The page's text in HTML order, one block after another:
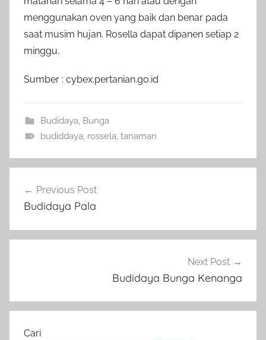
menggunakan oven yang baik dan benar pada
saat musim hujan. Rosella dapat dipanen setiap 2
minggu.
Sumber : cybex.pertanian.go.id
Budidaya, Bunga
budiddaya, rossela, tanaman
pos
Previous Post
Budidaya Pala
Next Post
Budidaya Bunga Kenanga
Cari